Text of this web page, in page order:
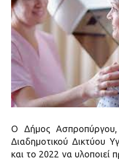
Ο Δήμος Ασπροπύργου,
Διαδημοτικού Δικτύου
και το 2022 να